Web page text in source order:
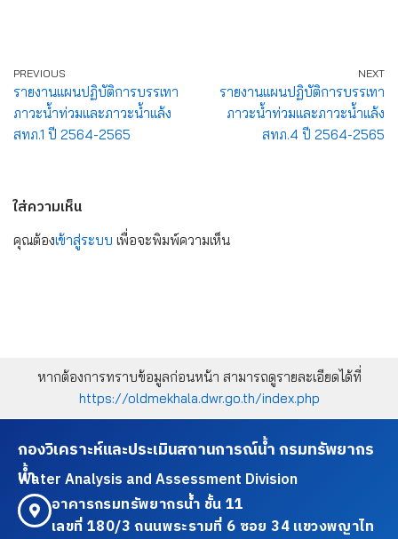
PREVIOUS
รายงานแผนปฏิบัติการบรรเทา
ภาวะน้ำท่วมและภาวะน้ำแล้ง
สทภ.1 ปี 2564-2565
NEXT
รายงานแผนปฏิบัติการบรรเทา
ภาวะน้ำท่วมและภาวะน้ำแล้ง
สทภ.4 ปี 2564-2565
ใส่ความเห็น
คุณต้องเข้าสู่ระบบ เพื่อจะพิมพ์ความเห็น
หากต้องการทราบข้อมูลก่อนหน้า สามารถดูรายละเอียดได้ที่
https://oldmekhala.dwr.go.th/index.php
กองวิเคราะห์และประเมินสถานการณ์น้ำ กรมทรัพยากร
น้ำ
Water Analysis and Assessment Division
อาคารกรมทรัพยากรน้ำ ชั้น 11
เลขที่ 180/3 ถนนพระรามที่ 6 ซอย 34 แขวงพญาไท